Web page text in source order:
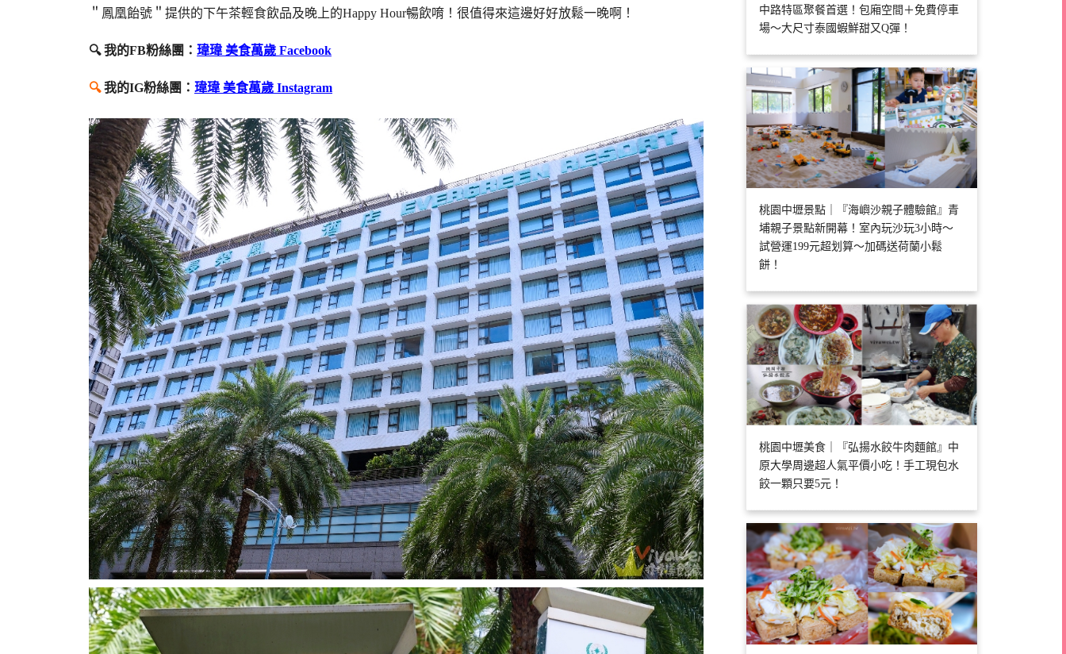
＂鳳凰飴號＂提供的下午茶輕食飲品及晚上的Happy Hour暢飲唷！很值得來這邊好好放鬆一晚啊！
🔍 我的FB粉絲團： 瑋瑋 美食萬歲 Facebook
🔍我的IG粉絲團： 瑋瑋 美食萬歲 Instagram
中路特區聚餐首選！包廂空間＋免費停車
場～大尺寸泰國蝦鮮甜又Q彈！
桃園中壢景點｜『海嶼沙親子體驗館』青
埔親子景點新開幕！室內玩沙玩3小時～
試營運199元超划算～加碼送荷蘭小鬆
餅！
桃園中壢美食｜『弘揚水餃牛肉麵館』中
原大學周邊超人氣平價小吃！手工現包水
餃一顆只要5元！